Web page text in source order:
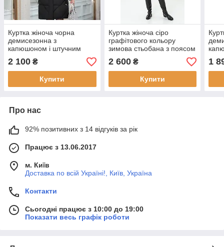
Куртка жіноча чорна
демисезонна з
капюшоном і штучним
хутром
2 100 ₴
Купити
Куртка жіноча сіро
графітового кольору
зимова стьобана з поясом
великого розміру 50
2 600₴
Купити
1
Про нас
92% позитивних з 14 відгуків за рік
Працює з 13.06.2017
м. Київ
Доставка по всій Україні!, Київ, Україна
Контакти
Сьогодні працює з 10:00 до 19:00
Показати весь графік роботи